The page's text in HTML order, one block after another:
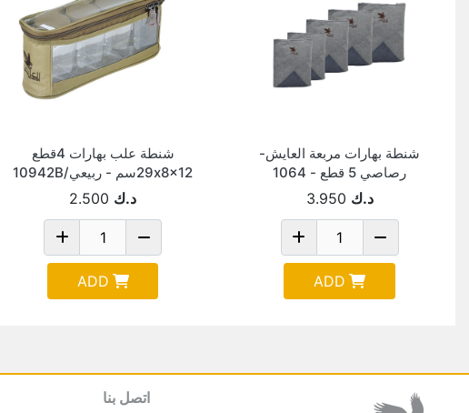
شنطة بهارات مربعة العايش-
رصاصي 5 قطع - 1064
د.ك 3.950
ADD
شنطة علب بهارات 4قطع
29x8x12سم - ربيعي/10942B
د.ك 2.500
ADD
اتصل بنا